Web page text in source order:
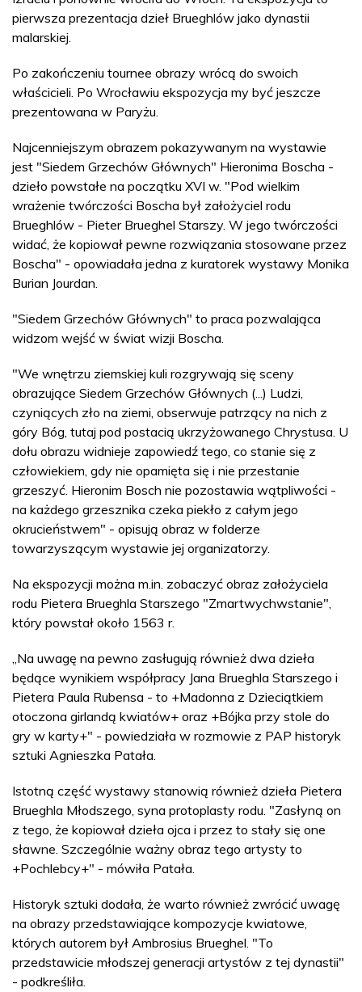
pierwsza prezentacja dzieł Brueghlów jako dynastii
malarskiej.
Po zakończeniu tournee obrazy wrócą do swoich
właścicieli. Po Wrocławiu ekspozycja my być jeszcze
prezentowana w Paryżu.
Najcenniejszym obrazem pokazywanym na wystawie
jest "Siedem Grzechów Głównych" Hieronima Boscha -
dzieło powstałe na początku XVI w. "Pod wielkim
wrażenie twórczości Boscha był założyciel rodu
Brueghlów - Pieter Brueghel Starszy. W jego twórczości
widać, że kopiował pewne rozwiązania stosowane przez
Boscha" - opowiadała jedna z kuratorek wystawy Monika
Burian Jourdan.
"Siedem Grzechów Głównych" to praca pozwalająca
widzom wejść w świat wizji Boscha.
"We wnętrzu ziemskiej kuli rozgrywają się sceny
obrazujące Siedem Grzechów Głównych (...) Ludzi,
czyniących zło na ziemi, obserwuje patrzący na nich z
góry Bóg, tutaj pod postacią ukrzyżowanego Chrystusa. U
dołu obrazu widnieje zapowiedź tego, co stanie się z
człowiekiem, gdy nie opamięta się i nie przestanie
grzeszyć. Hieronim Bosch nie pozostawia wątpliwości -
na każdego grzesznika czeka piekło z całym jego
okrucieństwem" - opisują obraz w folderze
towarzyszącym wystawie jej organizatorzy.
Na ekspozycji można m.in. zobaczyć obraz założyciela
rodu Pietera Brueghla Starszego "Zmartwychwstanie",
który powstał około 1563 r.
„Na uwagę na pewno zasługują również dwa dzieła
będące wynikiem współpracy Jana Brueghla Starszego i
Pietera Paula Rubensa - to +Madonna z Dzieciątkiem
otoczona girlandą kwiatów+ oraz +Bójka przy stole do
gry w karty+" - powiedziała w rozmowie z PAP historyk
sztuki Agnieszka Patała.
Istotną część wystawy stanowią również dzieła Pietera
Brueghla Młodszego, syna protoplasty rodu. "Zasłyną on
z tego, że kopiował dzieła ojca i przez to stały się one
sławne. Szczególnie ważny obraz tego artysty to
+Pochlebcy+" - mówiła Patała.
Historyk sztuki dodała, że warto również zwrócić uwagę
na obrazy przedstawiające kompozycje kwiatowe,
których autorem był Ambrosius Brueghel. "To
przedstawicie młodszej generacji artystów z tej dynastii"
- podkreśliła.